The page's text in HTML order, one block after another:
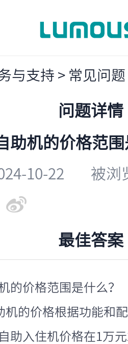
与支持 > 常见问题
问题详情
助机的价格范
10-22
被浏
最佳答案
的价格范围是什么？
机的价格根据功能和
助入住机价格在1万